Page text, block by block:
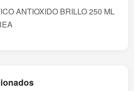
ANTIOXIDO BRILLO 250 ML